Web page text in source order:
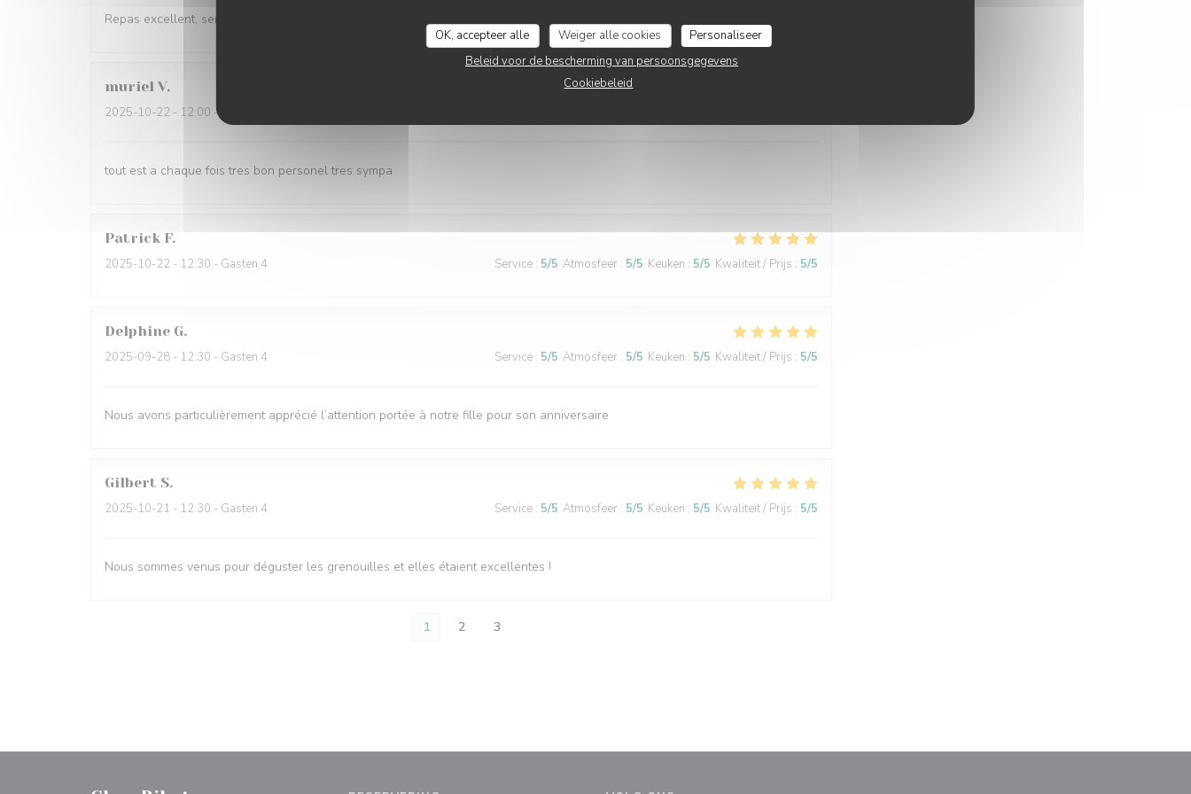
OK, accepteer alle Weiger alle cookies
Personaliseer
Beleid voor de bescherming van persoonsgegevens
Cookiebeleid
Repas excellent, serveuses très gracieuses
muriel V
2025-10-22 - 12:00 - Gasten 5
tout est a chaque fois tres bon personel tres sympa
Patrick F
2025-10-22 - 12:30 - Gasten 4 Service : 5/5 Atmosfeer : 5/5 Keuken : 5/5 Kwaliteit / Prijs : 5/5
Delphine G
2025-09-28 - 12:30 - Gasten 4 Service : 5/5 Atmosfeer : 5/5 Keuken : 5/5 Kwaliteit / Prijs : 5/5
Nous avons particulièrement apprécié l’attention portée à notre fille pour son anniversaire
Gilbert S
2025-10-21 - 12:30 - Gasten 4 Service : 5/5 Atmosfeer : 5/5 Keuken : 5/5 Kwaliteit / Prijs : 5/5
Nous sommes venus pour déguster les grenouilles et elles étaient excellentes !
1 2 3